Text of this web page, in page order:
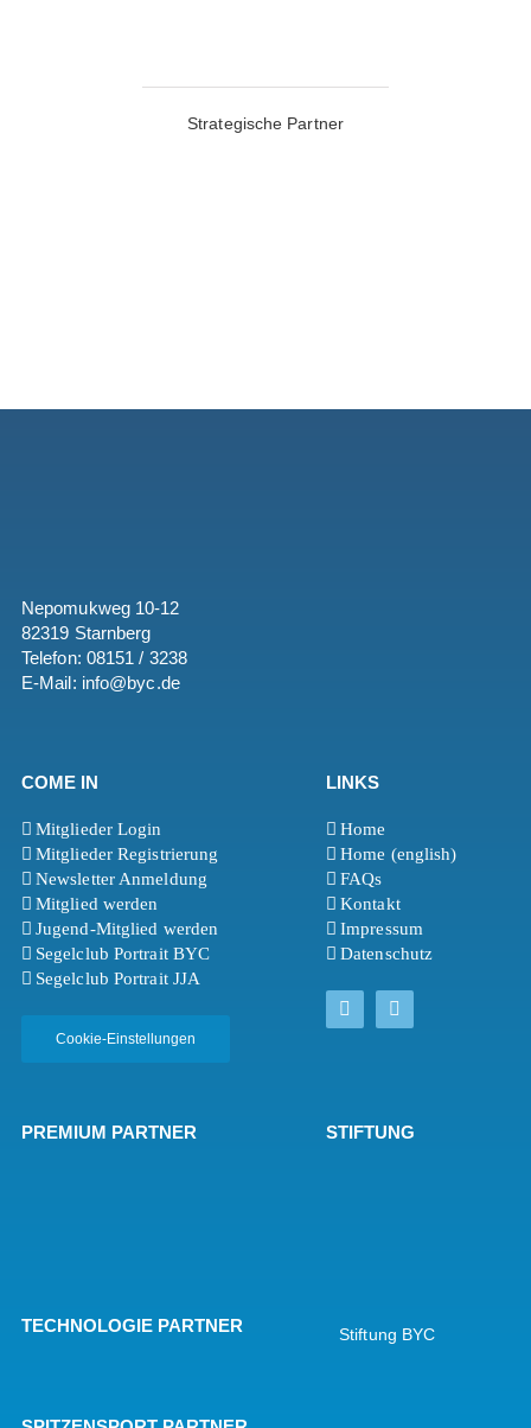
Strategische Partner
Nepomukweg 10-12
82319 Starnberg
Telefon: 08151 / 3238
E-Mail: info@byc.de
COME IN
Mitglieder Login
Mitglieder Registrierung
Newsletter Anmeldung
Mitglied werden
Jugend-Mitglied werden
Segelclub Portrait BYC
Segelclub Portrait JJA
Cookie-Einstellungen
LINKS
Home
Home (english)
FAQs
Kontakt
Impressum
Datenschutz
PREMIUM PARTNER
TECHNOLOGIE PARTNER
STIFTUNG
Stiftung BYC